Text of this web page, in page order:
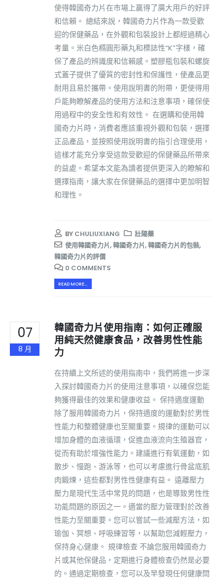
使得韓國奇力片在市場上贏得了廣大用戶的好評
和信賴。 總結來說，韓國奇力片作為一款受歡
迎的保健藥品，在外觀和包裝設計上都經過精心
考量。米白色橢圓形藥丸和標誌性“K”字樣，確
保了產品的辨識度和信賴感。塑膠瓶包裝和螺旋
式蓋子提供了優質的密封性和保護性，使產品更
耐用且易於攜帶。使用說明書的附帶，更使得用
戶能夠瞭解產品的使用方法和注意事項，確保使
用過程中的安全性和有效性。 在選購和使用韓
國奇力片時，消費者應該重視外觀和包裝，選擇
正品產品，並按照使用說明書的指引合理使用，
這樣才能充分享受這款受歡迎的保健藥品所帶來
的益處。希望本文能為讀者提供更深入的瞭解和
選擇指南，讓大家在保健藥品的選擇中更加明智
和理性。
BY CHULIUXIANG
壯陽藥
使用韓國奇力片,韓國奇力片,韓國奇力片的包裝,
韓國奇力片的評價
0 COMMENTS
READ MORE...
07
8 月
韓國奇力片使用指南：如何正確服
用純天然健康食品，改善男性性能
力
在持續上文所述的使用指南中，我們將進一步深
入探討韓國奇力片的使用注意事項，以確保您能
夠獲得最佳的效果和健康收益。 保持適度運動
除了服用韓國奇力片，保持適度的運動對於男性
性能力和整體健康也至關重要。規律的運動可以
增加身體的血液循環，促進血液流向生殖器官，
從而有助於增強性能力。建議進行有氧運動，如
散步、慢跑、游泳等，也可以考慮進行骨盆底肌
肉鍛煉，這些都對男性性健康有益。 遠離壓力
壓力是現代生活中常見的問題，也是導致男性性
功能問題的原因之一。適當的壓力管理對於改善
性能力至關重要。您可以嘗試一些減壓方法，如
瑜伽、冥想、呼吸練習等，以幫助您減輕壓力，
保持身心健康。 規律檢查 不論您服用韓國奇力
片或其他保健品，定期進行身體檢查仍然是必要
的。通過定期檢查，您可以及早發現任何健康問